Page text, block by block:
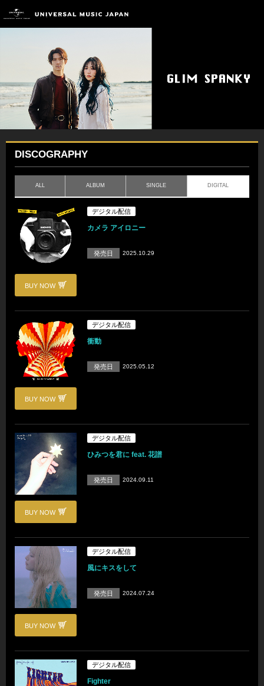
DISCOGRAPHY
ALL ALBUM SINGLE DIGITAL
BUY NOW
デジタル配信
カメラ アイロニー
発売日 2025.10.29
BUY NOW
デジタル配信
衝動
発売日 2025.05.12
BUY NOW
デジタル配信
ひみつを君に feat. 花譜
発売日 2024.09.11
BUY NOW
デジタル配信
風にキスをして
発売日 2024.07.24
デジタル配信
Fighter